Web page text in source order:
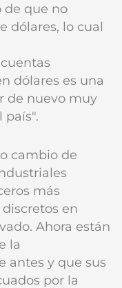
de que no
dólares, lo cual
dólares es una
de nuevo muy
país".
cambio de
más
en
Ahora están
la
antes y que sus
por la